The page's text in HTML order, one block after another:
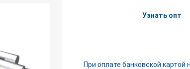
Узнать опт
При оплате банковской картой